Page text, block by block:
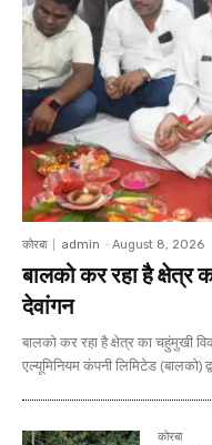
कोरबा admin - August 8, 2026
बालको कर रहा है
देवांगन
बालको कर रहा है क्षेत्र का चहुंमुखी
एल्यूमिनियम कंपनी लिमिटेड (बालको)
कोरबा